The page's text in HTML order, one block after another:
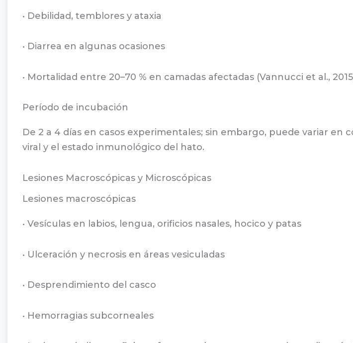
• Debilidad, temblores y ataxia
• Diarrea en algunas ocasiones
• Mortalidad entre 20–70 % en camadas afectadas (Vannucci et al.,
Período de incubación
De 2 a 4 días en casos experimentales; sin embargo, puede variar en
viral y el estado inmunológico del hato.
Lesiones Macroscópicas y Microscópicas
Lesiones macroscópicas
• Vesículas en labios, lengua, orificios nasales, hocico y patas
• Ulceración y necrosis en áreas vesiculadas
• Desprendimiento del casco
• Hemorragias subcorneales